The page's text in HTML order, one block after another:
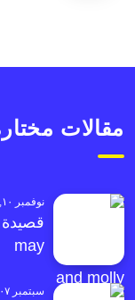
مقالات
نوفمبر ١٠, ٢٠٢١
may
سبتمبر ٠٧, ٢٠٢١